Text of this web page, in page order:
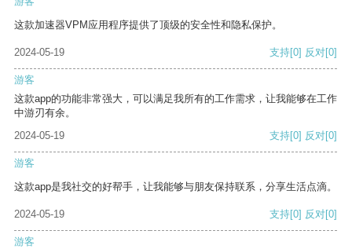
这款加速器VPM应用程序提供了顶级的安全性和隐私保护。
2024-05-19 支持[0] 反对[0]
游客
这款app的功能非常强大，可以满足我所有的工作需求，让我能够在工作
中游刃有余。
2024-05-19
支持[0] 反对[0]
游客
这款app是我社交的好帮手，让我能够与朋友保持联系，分享生活点滴。
2024-05-19 支持[0] 反对[0]
游客